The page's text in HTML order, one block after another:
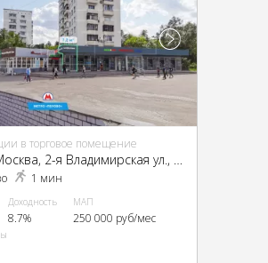
в торговое помещение
ВАО, г Москва, 2-я Владимирская ул., 38/18
1 мин
Доходность
8.7%
МАП
250 000 руб/мес